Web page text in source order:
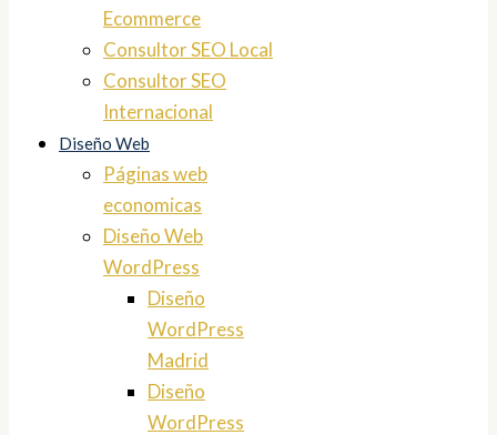
Ecommerce
Consultor SEO Local
Consultor SEO
Internacional
Diseño Web
Páginas web
economicas
Diseño Web
WordPress
Diseño
WordPress
Madrid
Diseño
WordPress